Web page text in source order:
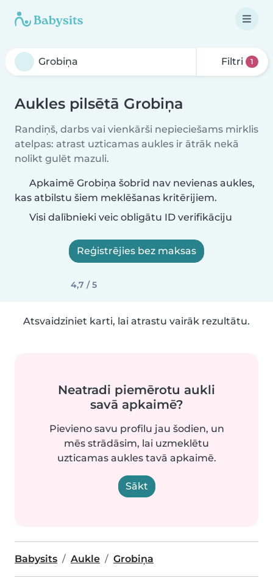
Filtri 1
Aukles pilsētā Grobiņa
Randiņš, darbs vai vienkārši nepieciešams mirklis
atelpas: atrast uzticamas aukles ir ātrāk nekā
nolikt gulēt mazuli.
Apkaimē Grobiņa šobrīd nav nevienas aukles,
kas atbilstu šiem meklēšanas kritērijiem.
Visi dalībnieki veic obligātu ID verifikāciju
Reģistrējies bez maksas
4,7 / 5
Atsvaidziniet karti, lai atrastu vairāk rezultātu.
Neatradi piemērotu aukli
savā apkaimē?
Pievieno savu profilu jau šodien, un
mēs strādāsim, lai uzmeklētu
uzticamas aukles tavā apkaimē.
Sākt
Babysits Aukle Grobiņa